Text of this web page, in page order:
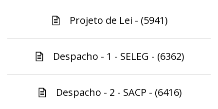
Projeto de Lei - (5941)
Despacho - 1 - SELEG - (6362)
Despacho - 2 - SACP - (6416)